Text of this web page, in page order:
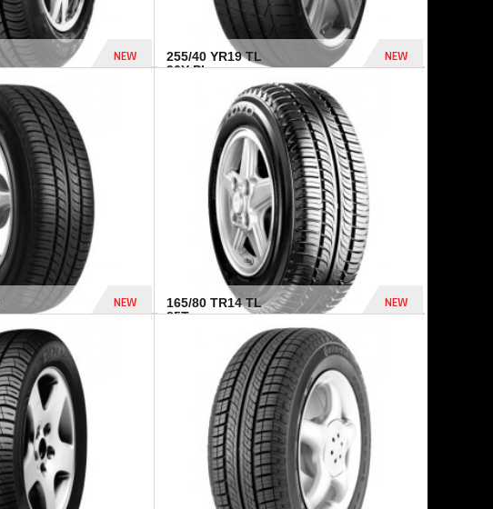
NEW
255/40 YR19 TL
96Y PI...
NEW
1 771 Dhs
NEW
165/80 TR14 TL
85T...
NEW
458 Dhs